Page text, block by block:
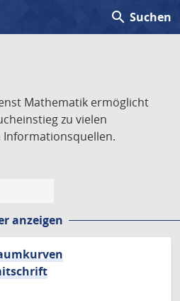
search Suchen
Mathematik ermöglicht
zu vielen
anzeigen